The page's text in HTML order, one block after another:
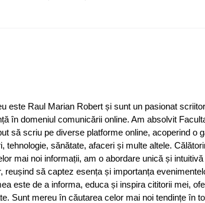
este Raul Marian Robert și sunt un pasionat
în domeniul comunicării online. Am absolvit
să scriu pe diverse platforme online, acoperind o
tehnologie, sănătate, afaceri și multe altele.
mai noi informații, am o abordare unică și
reușind să captez esența și importanța
este de a informa, educa și inspira cititorii mei,
Sunt mereu în căutarea celor mai noi tendințe în